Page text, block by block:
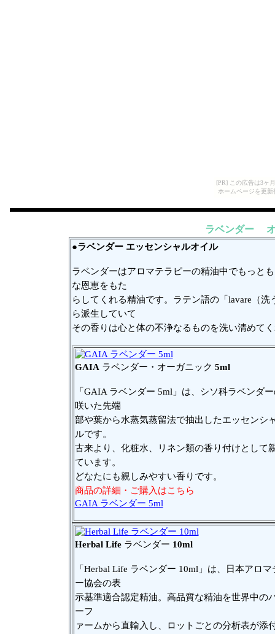
[PR] この広告は3ヶ
ホームページを更
ラベンダー
●ラベンダー エッセンシャルオイル
ラベンダーはアロマテラピーの精油中でもっと
な恩恵をもた
らしてくれる精油です。ラテン語の「lavare（洗
ら派生していて
その香りは心と体の不浄なるものを洗い清めて
GAIA ラベンダー・オーガニック 5ml
「GAIA ラベンダー 5ml」は、シソ科ラベンダ
咲いた先端
部や葉から水蒸気蒸留法で抽出したエッセンシ
ルです。
古来より、化粧水、リネン類の香り付けとして
ています。
どなたにも親しみやすい香りです。
商品の詳細・ご購入はこちら
GAIA ラベンダー 5ml
Herbal Life ラベンダー 10ml
「Herbal Life ラベンダー 10ml」は、日本アロマ
ー協会の表
示基準適合認定精油。高品質な精油を世界中の
ーフ
ァームから直輸入し、ロットごとの分析表が添